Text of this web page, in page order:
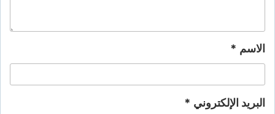
الاسم *
البريد الإلكتروني *